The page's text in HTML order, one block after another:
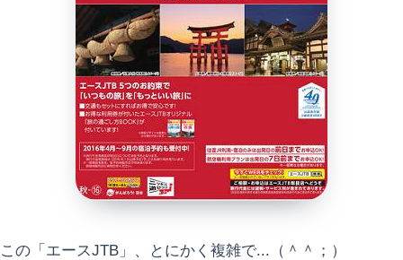
この「エースJTB」、とにかく複雑で...（＾＾；）